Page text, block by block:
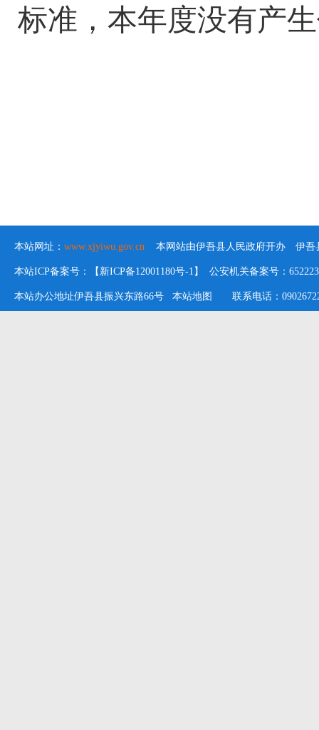
标准，本年度没有产
本站网址： www.xjyiwu.gov.cn 本网站由伊吾县人民政府开办 伊吾
本站ICP备案号：【新ICP备12001180号-1】 公安机关备案号：
本站办公地址伊吾县振兴东路66号 本站地图 联系电话：